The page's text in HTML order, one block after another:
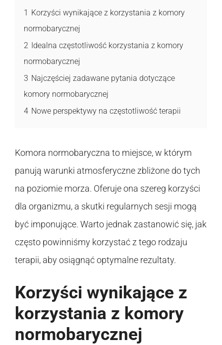
1 Korzyści wynikające z korzystania z komory
normobarycznej
2 Idealna częstotliwość korzystania z komory
normobarycznej
3 Najczęściej zadawane pytania dotyczące
komory normobarycznej
4 Nowe perspektywy na częstotliwość terapii
Komora normobaryczna to miejsce, w którym
panują warunki atmosferyczne zbliżone do tych
na poziomie morza. Oferuje ona szereg korzyści
dla organizmu, a skutki regularnych sesji mogą
być imponujące. Warto jednak zastanowić się, jak
często powinniśmy korzystać z tego rodzaju
terapii, aby osiągnąć optymalne rezultaty.
Korzyści wynikające z
korzystania z komory
normobarycznej